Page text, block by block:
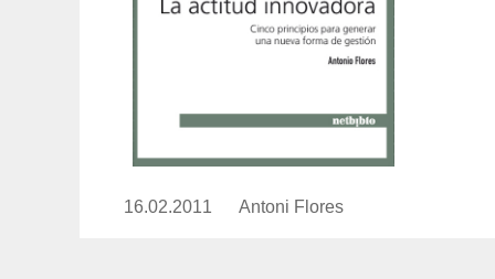
Publicado
16.02.2011 https://www.experimenta.es/
Antoni Flores